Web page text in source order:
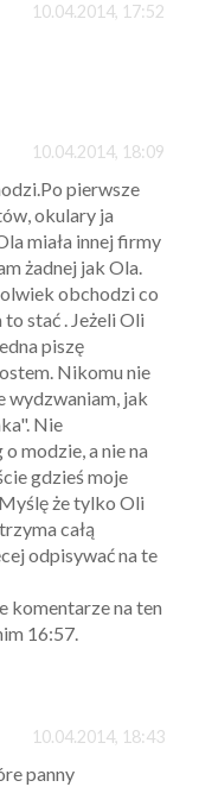
10.04.2014, 17:52
10.04.2014, 18:09
pierwsze
okulary ja
miała innej firmy
żadnej jak Ola.
obchodzi co
stać . Jeżeli Oli
piszę
Nikomu nie
wydzwaniam, jak
Nie
modzie, a nie na
gdzieś moje
że tylko Oli
całą
odpisywać na te
komentarze na ten
16:57.
10.04.2014, 18:43
panny